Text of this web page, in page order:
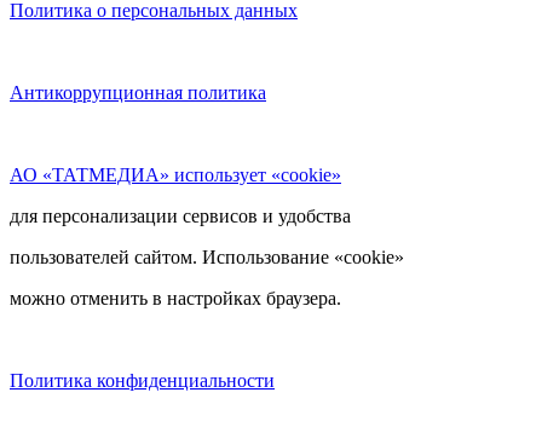
Политика о персональных данных
Антикоррупционная политика
АО «ТАТМЕДИА» использует «cookie»
для персонализации сервисов и удобства
пользователей сайтом. Использование «cookie»
можно отменить в настройках браузера.
Политика конфиденциальности